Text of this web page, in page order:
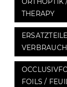
THERAPY
FOILS /